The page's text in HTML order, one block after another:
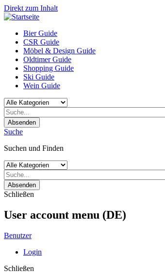
Direkt zum Inhalt
Bier Guide
CSR Guide
Möbel & Design Guide
Oldtimer Guide
Shopping Guide
Ski Guide
Wein Guide
Absenden
Suche
Suchen und Finden
Absenden
Schließen
User account menu (DE)
Benutzer
Login
Schließen